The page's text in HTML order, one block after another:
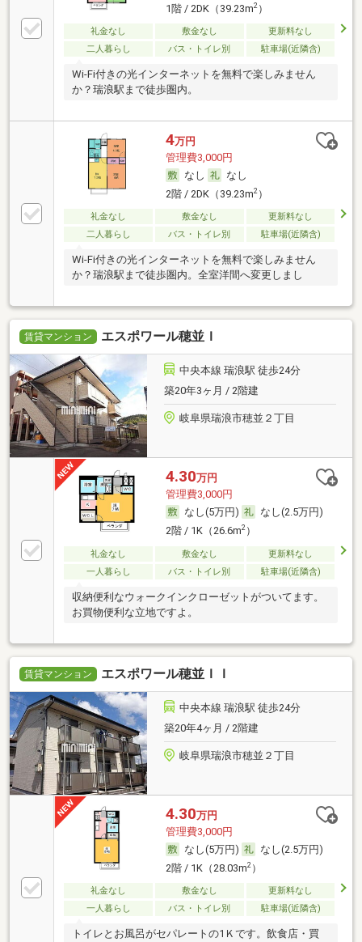
1階 / 2DK（39.23m2）
礼金なし 敷金なし
更新料なし
二人暮らし
バス・トイレ別 駐車場(近隣含)
Wi-Fi付きの光インターネットを無料で楽しみません
か？瑞浪駅まで徒歩圏内。
4万円
管理費3,000円
なし
なし
2階 / 2DK（39.23m2）
礼金なし 敷金なし
更新料なし
二人暮らし
バス・トイレ別 駐車場(近隣含)
Wi-Fi付きの光インターネットを無料で楽しみません
か？瑞浪駅まで徒歩圏内。全室洋間へ変更しまし
賃貸マンション エスポワール穂並Ｉ
中央本線 瑞浪駅 徒歩24分
築20年3ヶ月 / 2階建
岐阜県瑞浪市穂並２丁目
4.30万円
管理費3,000円
なし(5万円)
なし(2.5万円)
2階 / 1K（26.6m2）
礼金なし 敷金なし
更新料なし
一人暮らし
バス・トイレ別 駐車場(近隣含)
収納便利なウォークインクローゼットがついてます。
お買物便利な立地ですよ。
賃貸マンション エスポワール穂並ＩＩ
中央本線 瑞浪駅 徒歩24分
築20年4ヶ月 / 2階建
岐阜県瑞浪市穂並２丁目
4.30万円
管理費3,000円
なし(5万円)
なし(2.5万円)
2階 / 1K（28.03m2）
礼金なし 敷金なし
更新料なし
一人暮らし
バス・トイレ別 駐車場(近隣含)
トイレとお風呂がセパレートの1Ｋです。飲食店・買